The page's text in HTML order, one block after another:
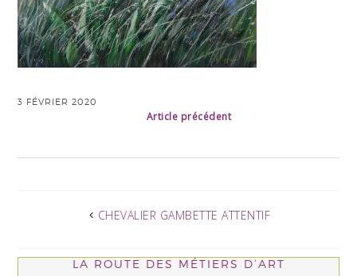
3 FÉVRIER 2020
Article précédent
CHEVALIER GAMBETTE ATTENTIF
LA ROUTE DES MÉTIERS D’ART